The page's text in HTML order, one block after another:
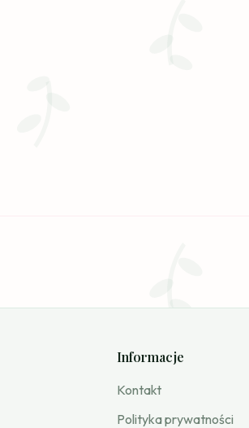
Informacje
Kontakt
Polityka prywatności